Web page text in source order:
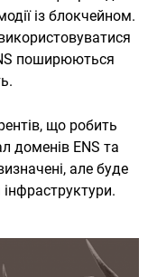
із блокчейном.
поширюються
що робить
доменів ENS та
але буде
інфраструктури.